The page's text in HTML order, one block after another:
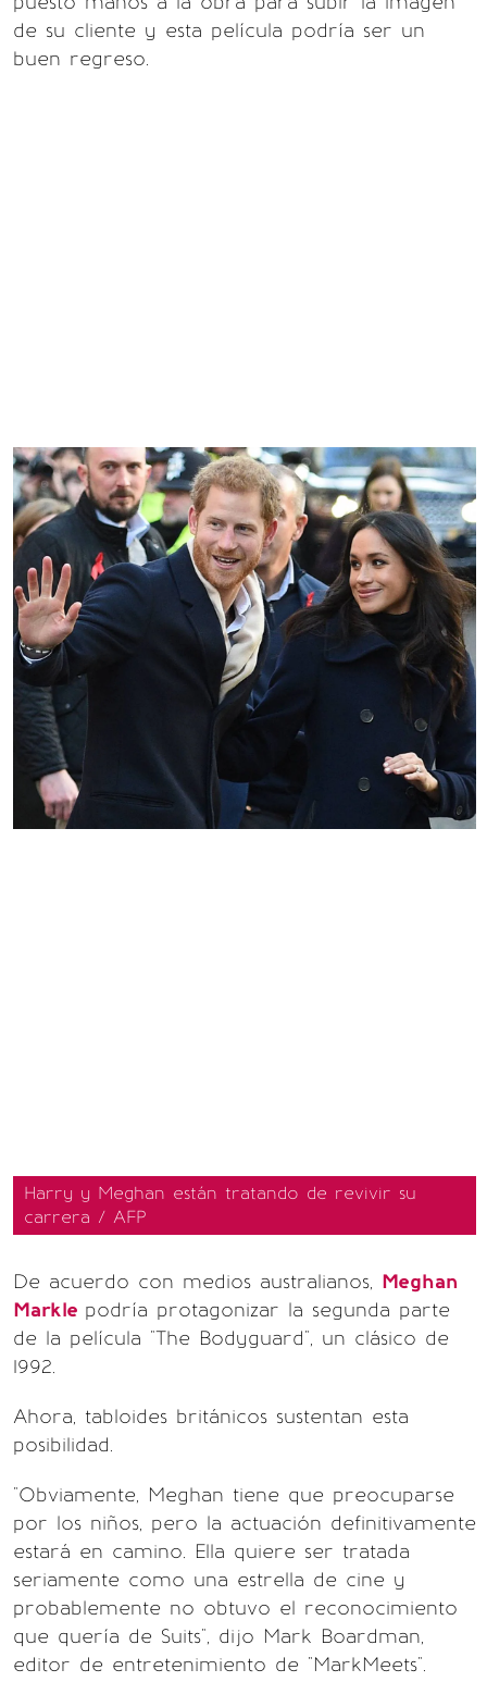
de su cliente y esta película podría ser un
buen regreso.
Harry y Meghan están tratando de revivir su
carrera / AFP
De acuerdo con medios australianos, Meghan
Markle podría protagonizar la segunda parte
de la película "The Bodyguard", un clásico de
1992.
Ahora, tabloides británicos sustentan esta
posibilidad.
"Obviamente, Meghan tiene que preocuparse
por los niños, pero la actuación definitivamente
estará en camino. Ella quiere ser tratada
seriamente como una estrella de cine y
probablemente no obtuvo el reconocimiento
que quería de Suits", dijo Mark Boardman,
editor de entretenimiento de "MarkMeets".